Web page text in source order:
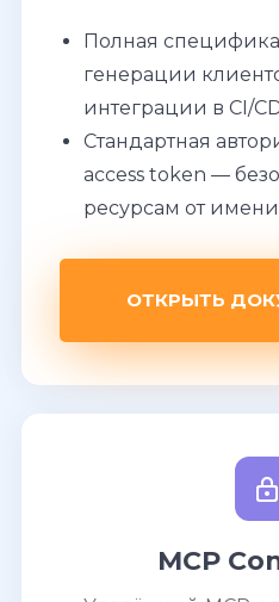
Полная
генерации
интеграции в CI/
Стандартная
access token —
ресурсам от имени
ОТКРЫТЬ
MCP